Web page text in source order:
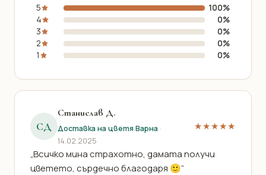
5
100%
4
0%
3
0%
2
0%
1
0%
СД
Станислав Д.
Доставка на цветя Варна ·
14.02.2025
★★★★★
„Всичко мина страхотно, дамата получи
цветето, сърдечно благодаря 🙂“